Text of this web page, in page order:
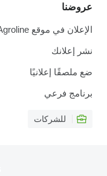
عروضنا
الإعلان في موقع Agroline.
نشر إعلانك
ضع ملصقًا إعلانيًا
برنامج فرعي
للشركات